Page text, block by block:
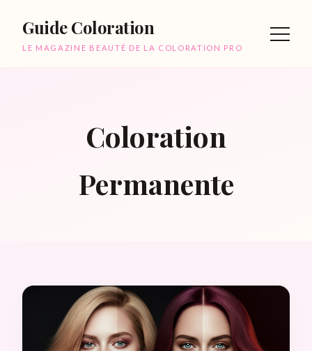
Guide Coloration
LE MAGAZINE BEAUTÉ DE LA COLORATION PRO
Coloration
Permanente